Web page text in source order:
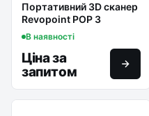
Портативний 3D сканер
Revopoint POP 3
В наявності
Ціна за
запитом